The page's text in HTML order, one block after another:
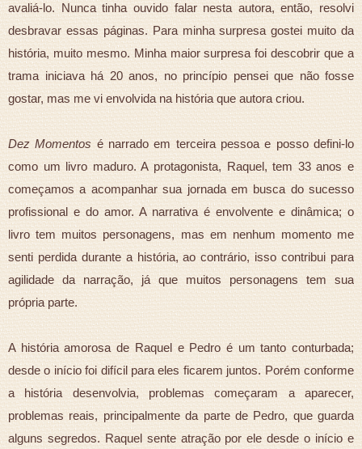
avaliá-lo. Nunca tinha ouvido falar nesta autora, então, resolvi
desbravar essas páginas. Para minha surpresa gostei muito da
história, muito mesmo. Minha maior surpresa foi descobrir que a
trama iniciava há 20 anos, no princípio pensei que não fosse
gostar, mas me vi envolvida na história que autora criou.
Dez Momentos é narrado em terceira pessoa e posso defini-lo
como um livro maduro. A protagonista, Raquel, tem 33 anos e
começamos a acompanhar sua jornada em busca do sucesso
profissional e do amor. A narrativa é envolvente e dinâmica; o
livro tem muitos personagens, mas em nenhum momento me
senti perdida durante a história, ao contrário, isso contribui para
agilidade da narração, já que muitos personagens tem sua
própria parte.
A história amorosa de Raquel e Pedro é um tanto conturbada;
desde o início foi difícil para eles ficarem juntos. Porém conforme
a história desenvolvia, problemas começaram a aparecer,
problemas reais, principalmente da parte de Pedro, que guarda
alguns segredos. Raquel sente atração por ele desde o início e